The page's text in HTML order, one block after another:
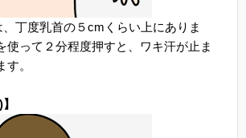
、丁度乳首の５cmくらい上にありま
使って２分程度押すと、ワキ汗が止ま
。